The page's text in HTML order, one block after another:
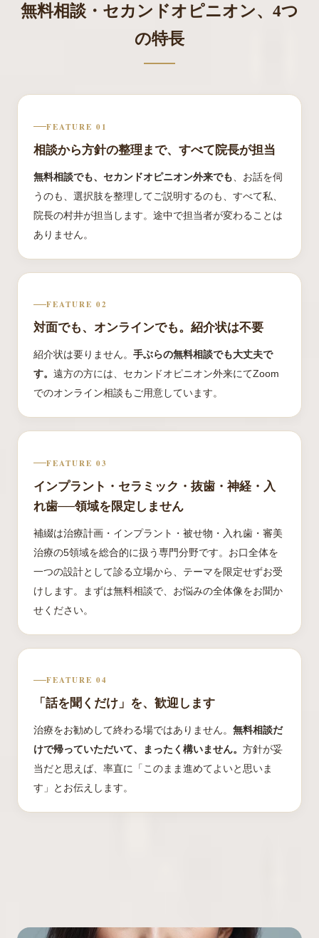
無料相談・セカンドオピニオン、4つ
の特長
FEATURE 01
相談から方針の整理まで、すべて院長が担当
無料相談でも、セカンドオピニオン外来でも 、お話を伺
うのも、選択肢を整理してご説明するのも、すべて私、
院長の村井が担当します。途中で担当者が変わることは
ありません。
FEATURE 02
対面でも、オンラインでも。紹介状は不要
紹介状は要りません。 手ぶらの無料相談でも大丈夫で
す。 遠方の方には、セカンドオピニオン外来にてZoom
でのオンライン相談もご用意しています。
FEATURE 03
インプラント・セラミック・抜歯・神経・入
れ歯──領域を限定しません
補綴は治療計画・インプラント・被せ物・入れ歯・審美
治療の5領域を総合的に扱う専門分野です。お口全体を
一つの設計として診る立場から、テーマを限定せずお受
けします。まずは無料相談で、お悩みの全体像をお聞か
せください。
FEATURE 04
「話を聞くだけ」を、歓迎します
治療をお勧めして終わる場ではありません。 無料相談だ
けで帰っていただいて、まったく構いません。 方針が妥
当だと思えば、率直に「このまま進めてよいと思いま
す」とお伝えします。